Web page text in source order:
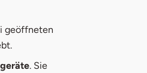
geöffneten
. Sie